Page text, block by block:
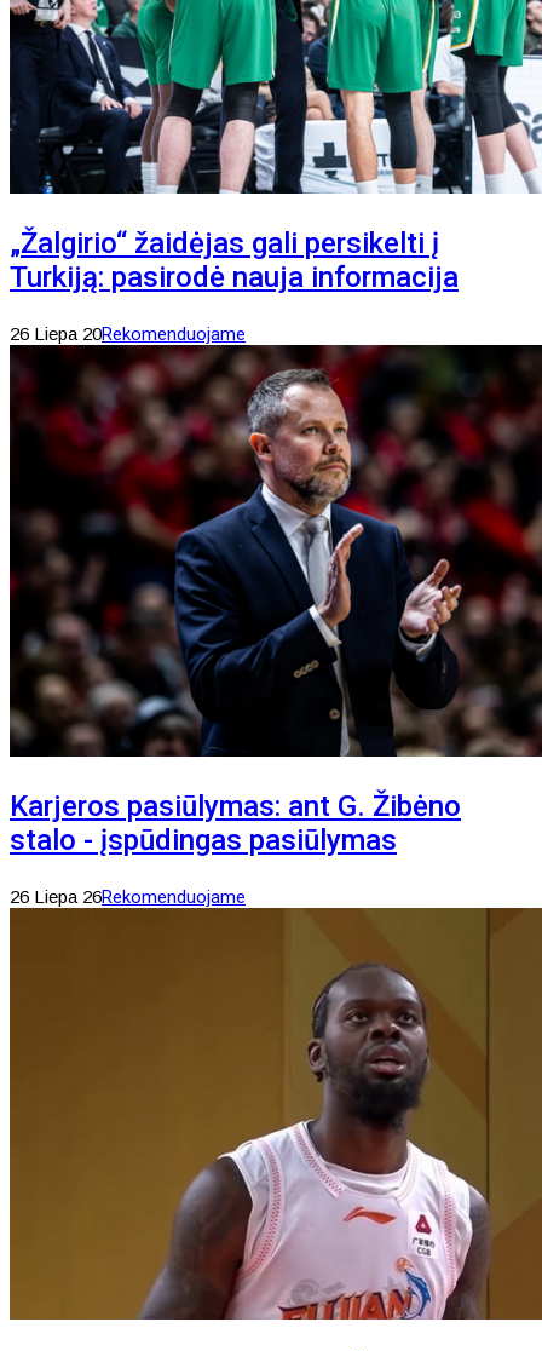
„Žalgirio“ žaidėjas gali persikelti į
Turkiją: pasirodė nauja informacija
26 Liepa 20Rekomenduojame
Karjeros pasiūlymas: ant G. Žibėno
stalo - įspūdingas pasiūlymas
26 Liepa 26Rekomenduojame